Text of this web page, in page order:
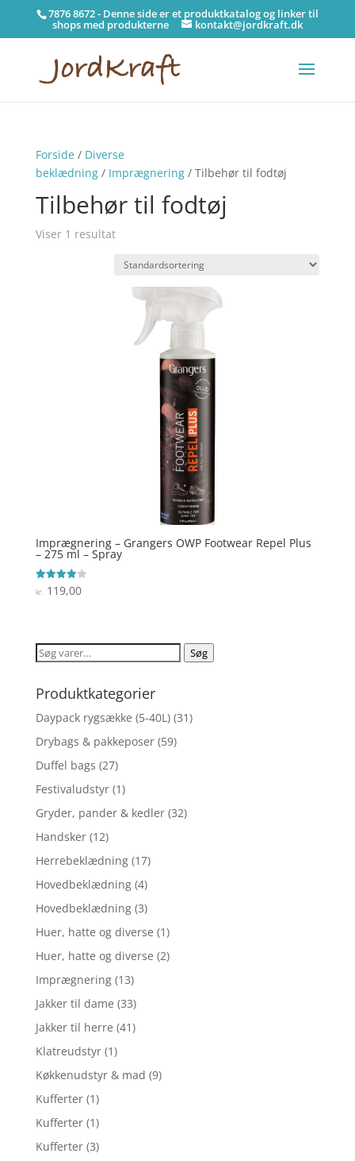
7876 8672 - Denne side er et produktkatalog og linker til
shops med produkterne kontakt@jordkraft.dk
Forside/ Diverse
beklædning/ Imprægnering/ Tilbehør til fodtøj
Tilbehør til fodtøj
Viser 1 resultat
Imprægnering – Grangers OWP Footwear Repel Plus
– 275 ml – Spray
Vurderet
4
kr. 119,00
Søg
Søg
Produktkategorier
Daypack rygsække (5-40L) (31)
Drybags & pakkeposer (59)
Duffel bags (27)
Festivaludstyr (1)
Gryder, pander & kedler (32)
Handsker (12)
Herrebeklædning (17)
Hovedbeklædning (4)
Hovedbeklædning (3)
Huer, hatte og diverse (1)
Huer, hatte og diverse (2)
Imprægnering (13)
Jakker til dame (33)
Jakker til herre (41)
Klatreudstyr (1)
Køkkenudstyr & mad (9)
Kufferter (1)
Kufferter (1)
Kufferter (3)